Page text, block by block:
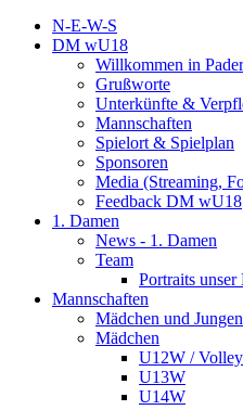
N-E-W-S
DM wU18
Willkommen in
Grußworte
Unterkünfte &
Mannschaften
Spielort & Spielplan
Sponsoren
Media (Streaming,
Feedback DM wU18
1. Damen
News - 1. Damen
Team
Portraits
Mannschaften
Mädchen und Jungen
Mädchen
U12W /
U13W
U14W